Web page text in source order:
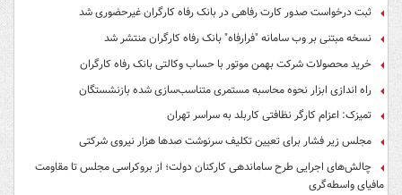
ثبت درخواست صدور کارت رفاهی در بانک رفاه کارگران غیرحضوری شد
نسخه مبتنی بر وب سامانه "فرارفاه" بانک رفاه کارگران منتشر شد
خرید محصولات شرکت بهمن موتور با حساب وکالتی بانک رفاه کارگران
راه اندازی ابزار نحوه محاسبه مستمری متناسب‌سازی شده بازنشستگان
تمیزک: اعزام کارگر نظافتی کاربلد به سراسر تهران
مجلس زیر فشار برای تعیین تکلیف سرنوشت صدها هزار نیروی شرکتی
چالش‌های اجرایی طرح ساماندهی کارکنان دولت؛ از بروکراسی مجلس تا مقاومت
مافیای واسطه‌گری